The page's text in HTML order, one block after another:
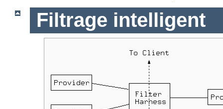
Filtrage intelligent